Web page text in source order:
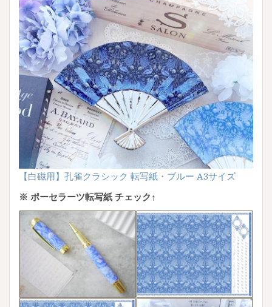
【白磁用】孔雀クラシック 転写紙・ブルー A3サイズ
※ ポーセラーツ転写紙 チェック↑